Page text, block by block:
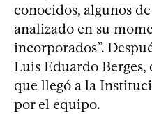
conocidos, algunos
analizado en su
incorporados”.
Luis Eduardo
que llegó a la
por el equipo.